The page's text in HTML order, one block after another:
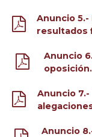
Anuncio
resultados
Anuncio
oposición.
Anuncio
Anuncio